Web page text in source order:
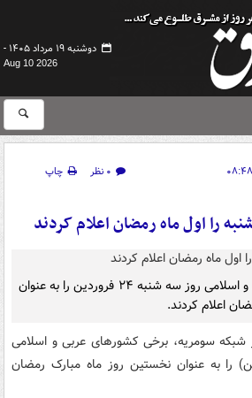
دوشنبه ۱۹ مرداد ۱۴۰۵ -
Aug 10 2026
۰ نظر
چاپ
را اول ماه رمضان اعلام کردند
شماری از کشورهای عربی و اسلامی روز سه شنبه ۲۴ فروردین را به عنوان
اعلام کردند.
شبکه سومریه، برخی کشورهای عربی و اسلامی
(۲۴ فروردین) را به عنوان نخستین روز ماه مبارک رمضان